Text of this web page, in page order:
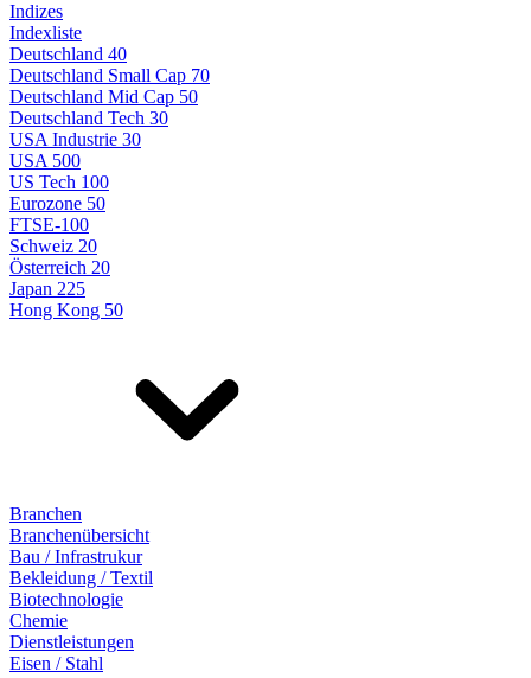
Indizes
Indexliste
Deutschland 40
Deutschland Small Cap 70
Deutschland Mid Cap 50
Deutschland Tech 30
USA Industrie 30
USA 500
US Tech 100
Eurozone 50
FTSE-100
Schweiz 20
Österreich 20
Japan 225
Hong Kong 50
Branchen
Branchenübersicht
Bau / Infrastrukur
Bekleidung / Textil
Biotechnologie
Chemie
Dienstleistungen
Eisen / Stahl